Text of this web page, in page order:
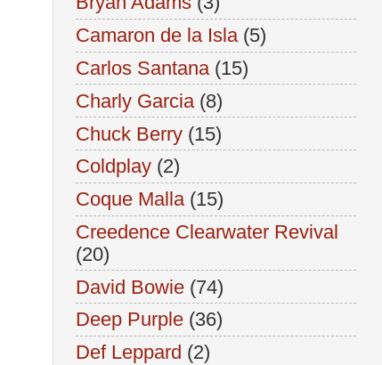
Camaron de la Isla (5)
Carlos Santana (15)
Charly Garcia (8)
Chuck Berry (15)
Coldplay (2)
Coque Malla (15)
Creedence Clearwater Revival
(20)
David Bowie (74)
Deep Purple (36)
Def Leppard (2)